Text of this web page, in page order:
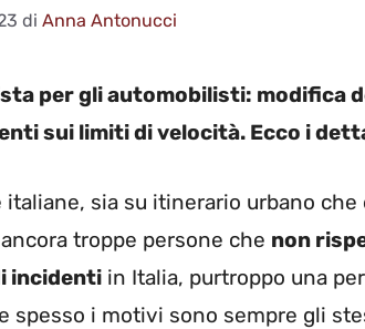
di Anna Antonucci
per gli automobilisti: modifica
sui limiti di velocità. Ecco i
italiane, sia su itinerario urbano
troppe persone che non
incidenti in Italia, purtroppo una
spesso i motivi sono sempre gli